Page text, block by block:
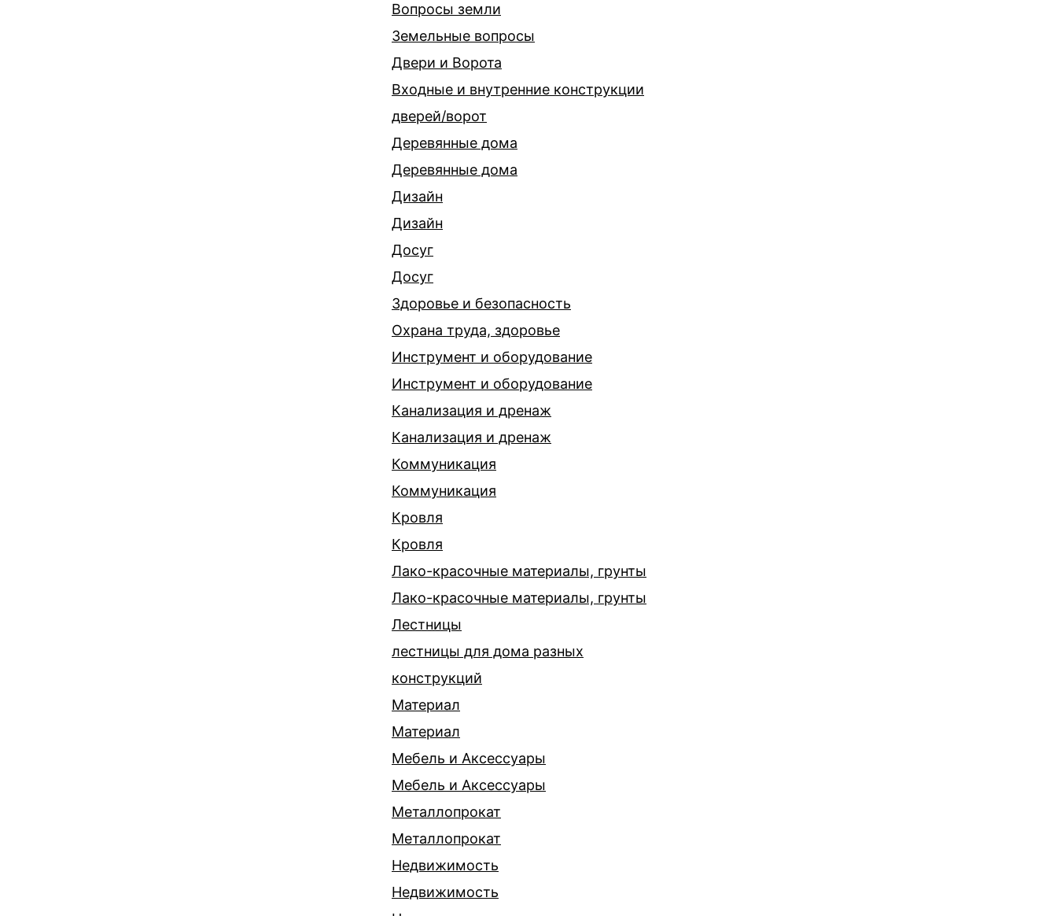
Вопросы земли
Земельные вопросы
Двери и Ворота
Входные и внутренние конструкции
дверей/ворот
Деревянные дома
Деревянные дома
Дизайн
Дизайн
Досуг
Досуг
Здоровье и безопасность
Охрана труда, здоровье
Инструмент и оборудование
Инструмент и оборудование
Канализация и дренаж
Канализация и дренаж
Коммуникация
Коммуникация
Кровля
Кровля
Лако-красочные материалы, грунты
Лако-красочные материалы, грунты
Лестницы
лестницы для дома разных
конструкций
Материал
Материал
Мебель и Аксессуары
Мебель и Аксессуары
Металлопрокат
Металлопрокат
Недвижимость
Недвижимость